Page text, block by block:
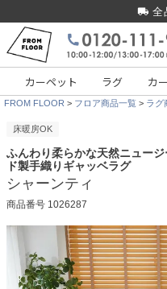
全
カーペット ラグ カ
FROM FLOOR フロア商品一覧 ラグ
床暖房OK
ふんわり柔らかな天然ニュー
ド製手織りギャッベラグ
シャーンティ
商品番号 1026287